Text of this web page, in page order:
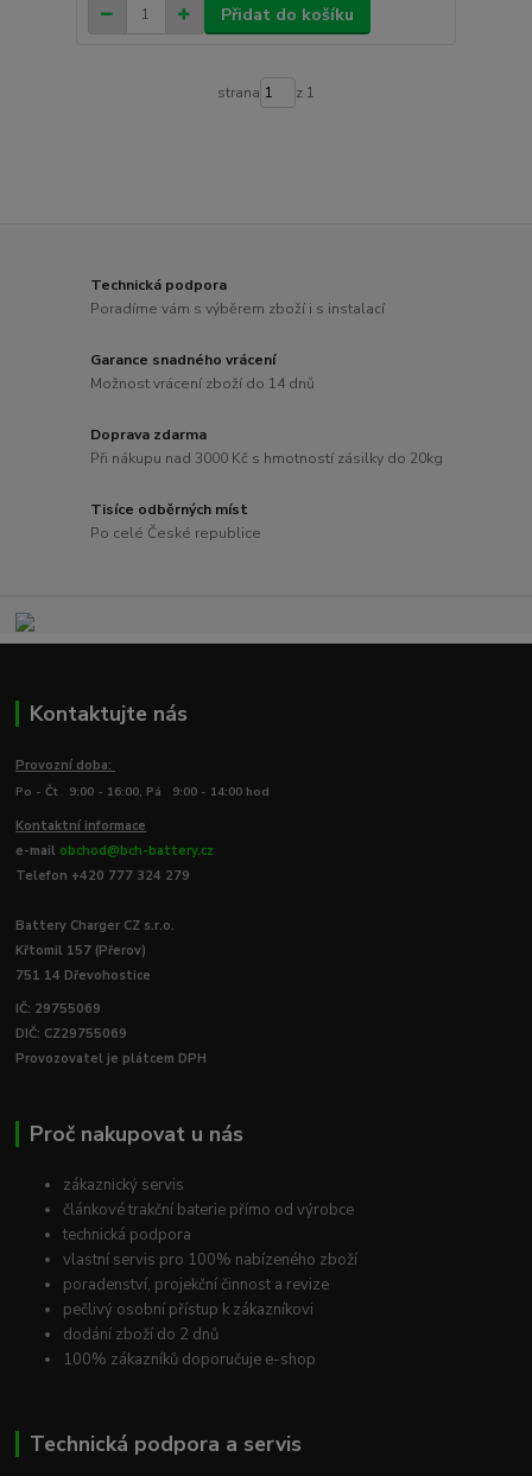
Přidat do košíku
strana z 1
Technická podpora
Poradíme vám s výběrem zboží i s instalací
Garance snadného vrácení
Možnost vrácení zboží do 14 dnů
Doprava zdarma
Při nákupu nad 3000 Kč s hmotností zásilky do 20kg
Tisíce odběrných míst
Po celé České republice
Kontaktujte nás
Provozní doba:
Po - Čt 9:00 - 16:00, Pá 9:00 - 14:00 hod
Kontaktní informace
e-mail obchod@bch-battery.cz
Telefon +420 777 324 279
Battery Charger CZ s.r.o.
Křtomil 157 (Přerov)
751 14 Dřevohostice
IČ: 29755069
DIČ: CZ29755069
Provozovatel je plátcem DPH
Proč nakupovat u nás
zákaznický servis
článkové trakční baterie přímo od výrobce
technická podpora
vlastní servis pro 100% nabízeného zboží
poradenství, projekční činnost a revize
pečlivý osobní přístup k zákazníkovi
dodání zboží do 2 dnů
100% zákazníků doporučuje e-shop
Technická podpora a servis